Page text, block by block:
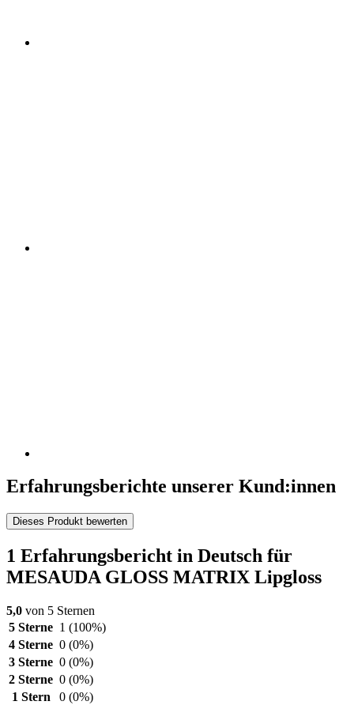
Erfahrungsberichte unserer Kund:innen
Dieses Produkt bewerten
1 Erfahrungsbericht in Deutsch für
MESAUDA GLOSS MATRIX Lipgloss
5,0 von 5 Sternen
5 Sterne 1 (100%)
4 Sterne 0 (0%)
3 Sterne 0 (0%)
2 Sterne 0 (0%)
1 Stern
0 (0%)